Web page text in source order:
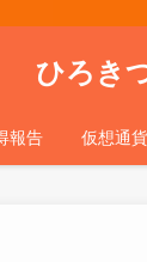
ひろき
報告 仮想通貨